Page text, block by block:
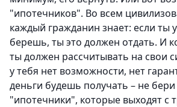
"ипотечников". Во всем
каждый гражданин знает: если ты
берешь, ты это должен отдать. И
ты должен рассчитывать на свои
у тебя нет возможности, нет
деньги будешь получать – не бери
"ипотечники", которые выходят с